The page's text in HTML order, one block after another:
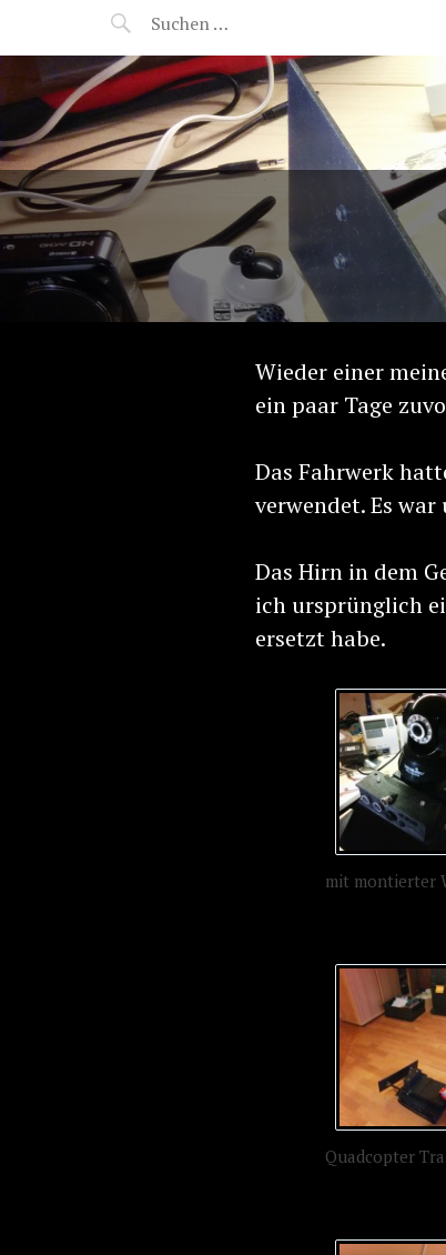
NAPALM – STILL
Wieder einer
ein paar Tage
Das Fahrwerk
verwendet. Es
Das Hirn in dem
ich ursprünglich
ersetzt habe.
mit montierter
Quadcopter